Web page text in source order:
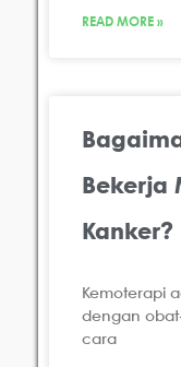
READ MORE »
Bekerja
Kanker?
Kemoterapi
dengan
cara